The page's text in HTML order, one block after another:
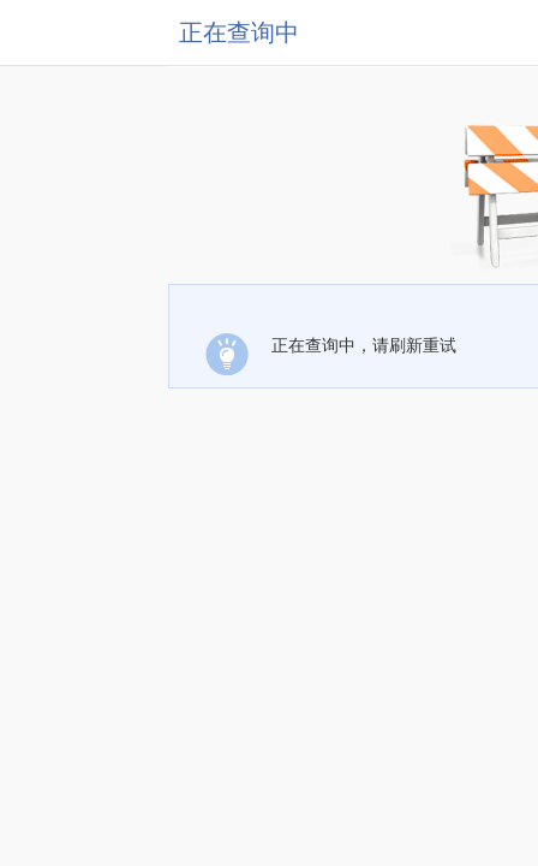
正在查询中
正在查询中，请刷新重试